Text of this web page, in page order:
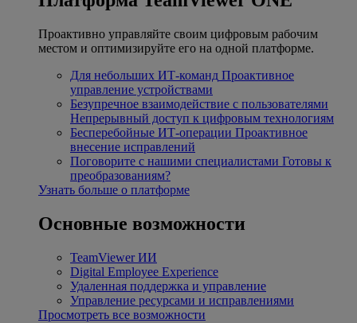
Проактивно управляйте своим цифровым рабочим
местом и оптимизируйте его на одной платформе.
Для небольших ИТ-команд Проактивное
управление устройствами
Безупречное взаимодействие с пользователями
Непрерывный доступ к цифровым технологиям
Бесперебойные ИТ-операции Проактивное
внесение исправлений
Поговорите с нашими специалистами Готовы к
преобразованиям?
Узнать больше о платформе
Основные возможности
TeamViewer ИИ
Digital Employee Experience
Удаленная поддержка и управление
Управление ресурсами и исправлениями
Просмотреть все возможности